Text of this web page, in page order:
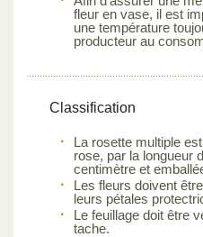
fleur en vase, il est
une température
producteur au
Classification
La rosette multiple
rose, par la longueur
centimètre et
Les fleurs doivent
leurs pétales
Le feuillage doit être
tache.